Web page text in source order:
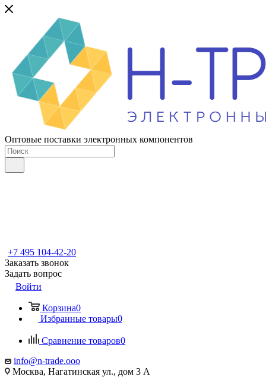
Оптовые поставки электронных компонентов
+7 495 104-42-20
Заказать звонок
Задать вопрос
Войти
Корзина0
Избранные товары0
Сравнение товаров0
info@n-trade.ooo
Москва, Нагатинская ул., дом 3 А